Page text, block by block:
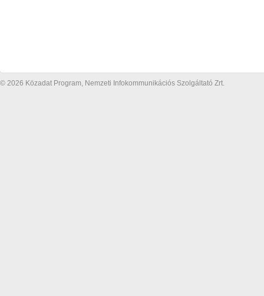
© 2026 Közadat Program, Nemzeti Infokommunikációs Szolgáltató Zrt.